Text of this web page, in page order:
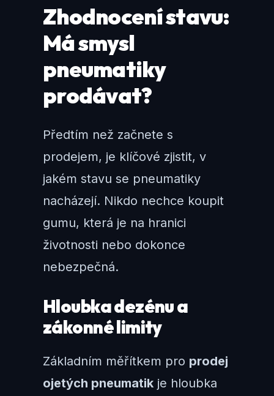
Zhodnocení stavu:
Má smysl
pneumatiky
prodávat?
Předtím než začnete s
prodejem, je klíčové zjistit, v
jakém stavu se pneumatiky
nacházejí. Nikdo nechce koupit
gumu, která je na hranici
životnosti nebo dokonce
nebezpečná.
Hloubka dezénu a
zákonné limity
Základním měřítkem pro prodej
ojetých pneumatik je hloubka